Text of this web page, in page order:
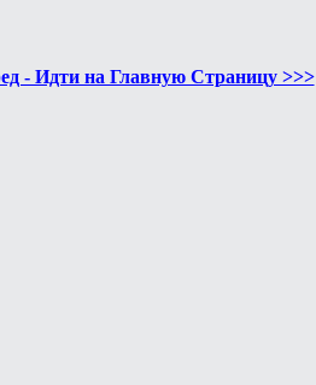
- Идти на Главную Страницу >>>